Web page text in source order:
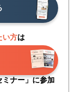
い方は
ミナー」に参加